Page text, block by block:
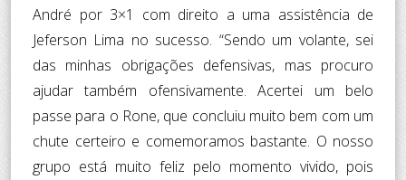
André por 3×1 com direito a uma assistência de
Jeferson Lima no sucesso. “Sendo um volante, sei
das minhas obrigações defensivas, mas procuro
ajudar também ofensivamente. Acertei um belo
passe para o Rone, que concluiu muito bem com um
chute certeiro e comemoramos bastante. O nosso
grupo está muito feliz pelo momento vivido, pois